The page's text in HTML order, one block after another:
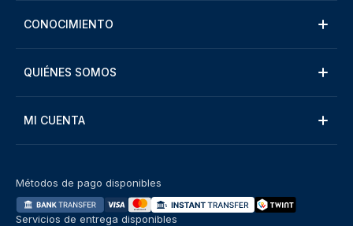
CONOCIMIENTO
QUIÉNES SOMOS
MI CUENTA
Métodos de pago disponibles
Servicios de entrega disponibles